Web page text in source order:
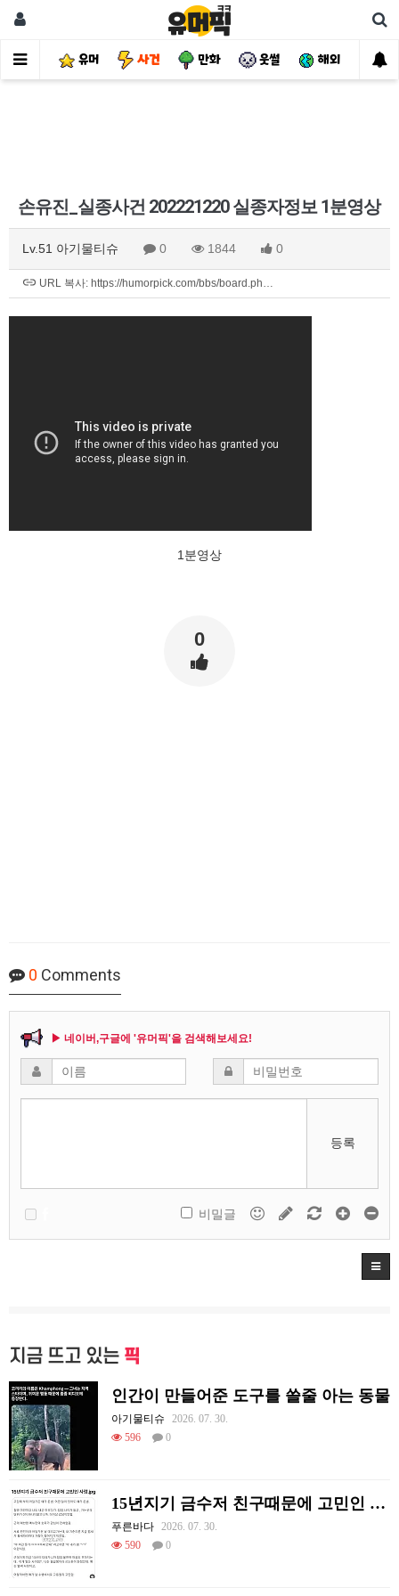
유머 사건 만화 웃썰 해외 핫
손유진_실종사건 202221220 실종자정보 1분영상
Lv.51 아기물티슈 0 1844 0
URL 복사: https://humorpick.com/bbs/board.ph…
1분영상
0
0 Comments
▶ 네이버,구글에 '유머픽'을 검색해보세요!
등록
비밀글
지금 뜨고 있는 픽
인간이 만들어준 도구를 쓸줄 아는 동물
아기물티슈
2026. 07. 30.
596
0
15년지기 금수저 친구때문에 고민인 사람
푸른바다
2026. 07. 30.
590
0